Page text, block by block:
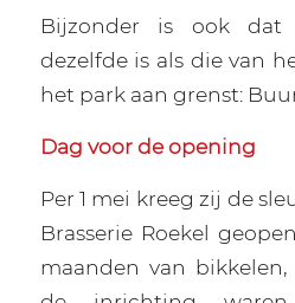
Bijzonder is ook dat
dezelfde is als die van
het park aan grenst:
Dag voor de opening
Per 1 mei kreeg zij de
Brasserie Roekel
maanden van